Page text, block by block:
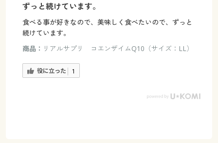
ずっと続けています。
食べる事が好きなので、美味しく食べたいので、ずっと
続けています。
商品： リアルサプリ コエンザイムQ10（サイズ：LL）
役に立った 1